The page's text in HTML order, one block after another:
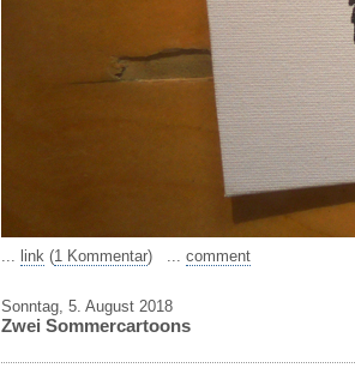
... link (1 Kommentar) ... comment
Sonntag, 5. August 2018
Zwei Sommercartoons